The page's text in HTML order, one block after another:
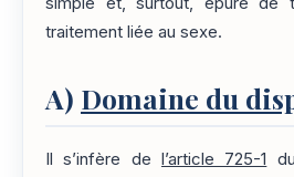
traitement liée au sexe.
A) Domaine du
Il s’infère de l’article 725-1